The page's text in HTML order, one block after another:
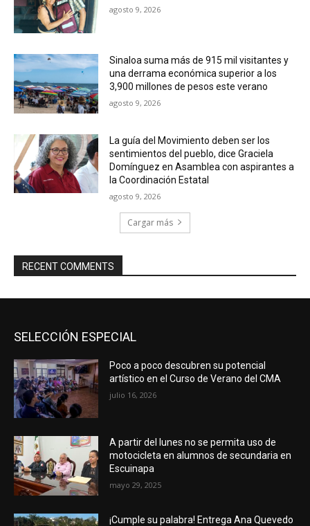
agosto 9, 2026
Sinaloa suma más de 915 mil visitantes y
una derrama económica superior a los
3,900 millones de pesos este verano
agosto 9, 2026
La guía del Movimiento deben ser los
sentimientos del pueblo, dice Graciela
Domínguez en Asamblea con aspirantes a
la Coordinación Estatal
agosto 9, 2026
Cargar más
RECENT COMMENTS
SELECCIÓN ESPECIAL
Poco a poco descubren su potencial
artístico en el Curso de Verano del CMA
julio 16, 2026
A partir del lunes no se permita uso de
motocicleta en alumnos de secundaria en
Escuinapa
mayo 29, 2025
¡Cumple su palabra! Entrega Ana Quevedo